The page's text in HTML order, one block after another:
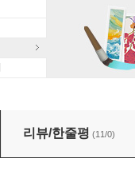
리뷰/한줄평 (11/0)